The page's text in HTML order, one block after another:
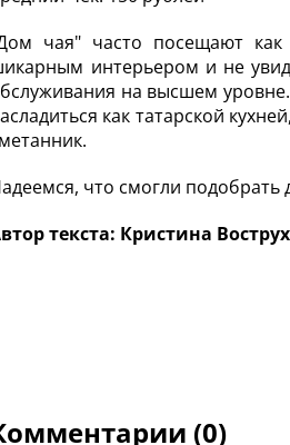
чая" часто посещают
интерьером и не
на высшем
как татарской
что смогли подобрать
текста: Кристина
(0)